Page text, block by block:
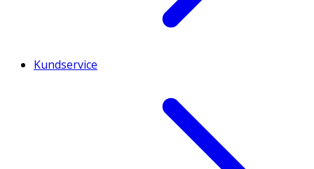
Kundservice